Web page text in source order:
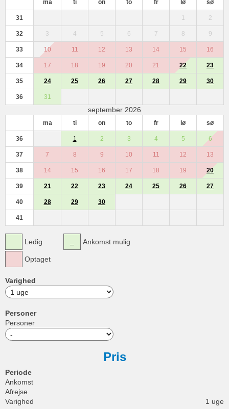
ma ti on to fr lø sø
31 1 2
32 3 4 5 6 7 8 9
33 10 11 12 13 14 15 16
34 17 18 19 20 21 22 23
35 24 25 26 27 28 29 30
36 31
september 2026
ma ti on to fr lø sø
36 1 2 3 4 5 6
37 7 8 9 10 11 12 13
38 14 15 16 17 18 19 20
39 21 22 23 24 25 26 27
40 28 29 30
41
Ledig
Optaget
Ankomst mulig
Varighed
Personer
Personer
Pris
Periode
Ankomst
Afrejse
Varighed
1 uge